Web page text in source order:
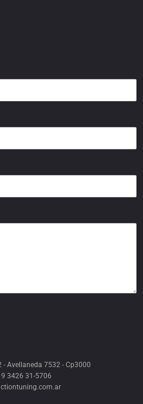
- Avellaneda 7532 - Cp3000
3426 31-5706